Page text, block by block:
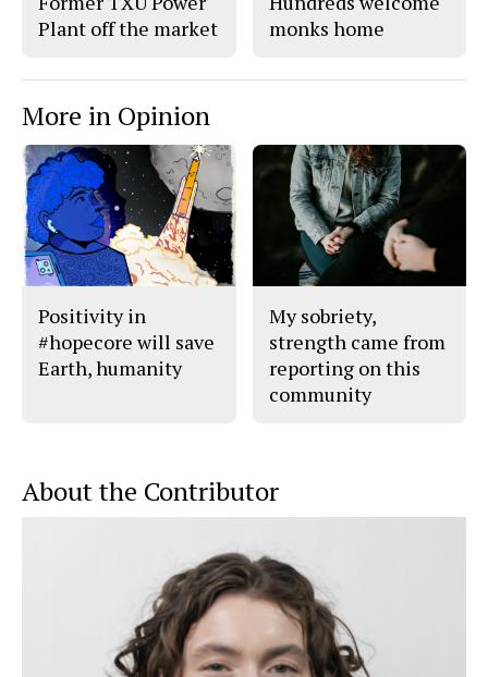
Plant off the market
monks home
More in Opinion
Positivity in
#hopecore will save
Earth, humanity
My sobriety,
strength came from
reporting on this
community
About the Contributor